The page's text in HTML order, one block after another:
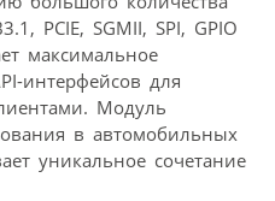
PCIE, SGMII, SPI, GPIO
максимальное
интерфейсов для
Модуль
в автомобильных
уникальное сочетание